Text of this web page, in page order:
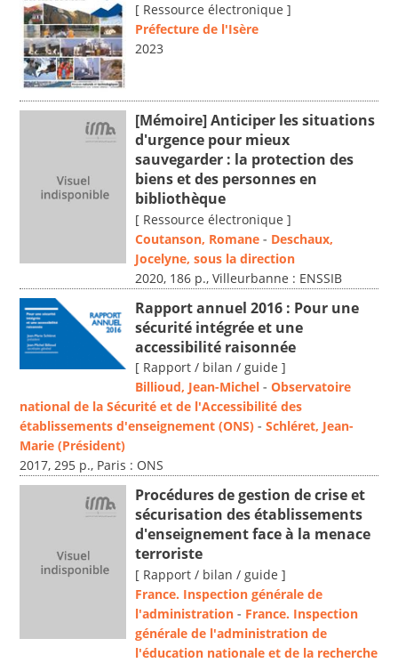
[ Ressource électronique ]
Préfecture de l'Isère
2023
[Mémoire] Anticiper les situations
d'urgence pour mieux
sauvegarder : la protection des
biens et des personnes en
bibliothèque
[ Ressource électronique ]
Coutanson, Romane - Deschaux,
Jocelyne, sous la direction
2020, 186 p., Villeurbanne : ENSSIB
Rapport annuel 2016 : Pour une
sécurité intégrée et une
accessibilité raisonnée
[ Rapport / bilan / guide ]
Billioud, Jean-Michel - Observatoire
national de la Sécurité et de l'Accessibilité des
établissements d'enseignement (ONS) - Schléret, Jean-
Marie (Président)
2017, 295 p., Paris : ONS
Procédures de gestion de crise et
sécurisation des établissements
d'enseignement face à la menace
terroriste
[ Rapport / bilan / guide ]
France. Inspection générale de
l'administration - France. Inspection
générale de l'administration de
l'éducation nationale et de la recherche